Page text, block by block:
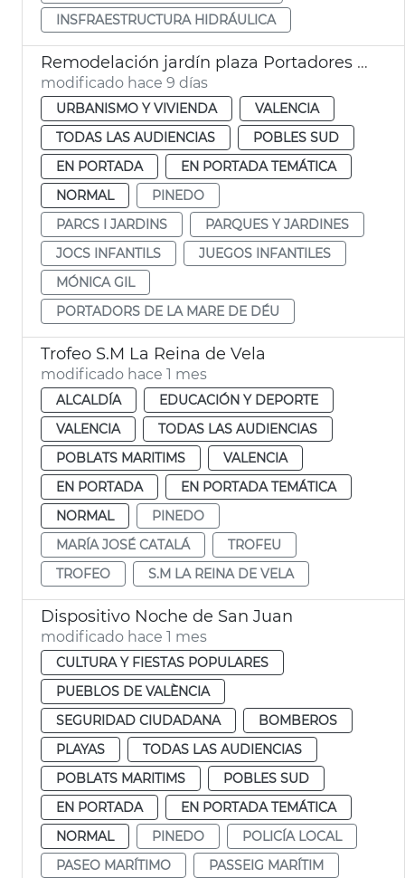
INSFRAESTRUCTURA HIDRÁULICA
Remodelación jardín plaza Portadores Virgen María Pinedo
modificado hace 9 días
URBANISMO Y VIVIENDA
VALENCIA
TODAS LAS AUDIENCIAS
POBLES SUD
EN PORTADA
EN PORTADA TEMÁTICA
NORMAL
PINEDO
PARCS I JARDINS
PARQUES Y JARDINES
JOCS INFANTILS
JUEGOS INFANTILES
MÓNICA GIL
PORTADORS DE LA MARE DE DÉU
Trofeo S.M La Reina de Vela
modificado hace 1 mes
ALCALDÍA
EDUCACIÓN Y DEPORTE
VALENCIA
TODAS LAS AUDIENCIAS
POBLATS MARITIMS
VALENCIA
EN PORTADA
EN PORTADA TEMÁTICA
NORMAL
PINEDO
MARÍA JOSÉ CATALÁ
TROFEU
TROFEO
S.M LA REINA DE VELA
Dispositivo Noche de San Juan
modificado hace 1 mes
CULTURA Y FIESTAS POPULARES
PUEBLOS DE VALÈNCIA
SEGURIDAD CIUDADANA
BOMBEROS
PLAYAS
TODAS LAS AUDIENCIAS
POBLATS MARITIMS
POBLES SUD
EN PORTADA
EN PORTADA TEMÁTICA
NORMAL
PINEDO
POLICÍA LOCAL
PASEO MARÍTIMO
PASSEIG MARÍTIM